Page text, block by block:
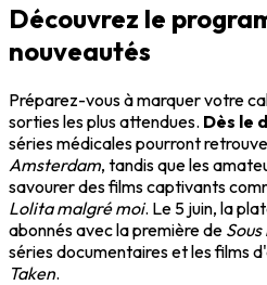
Découvrez le
nouveautés
Préparez-vous à marquer votre
sorties les plus attendues. Dès le
séries médicales pourront
Amsterdam, tandis que les
savourer des films captivants
Lolita malgré moi. Le 5 juin, la
abonnés avec la première de
séries documentaires et les films
Taken.